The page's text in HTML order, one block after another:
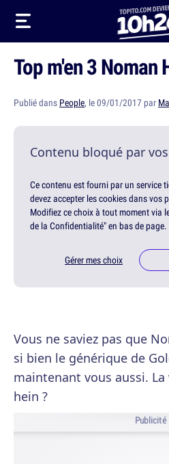
Top m'en 3 Noman
Publié dans People, le 09/01/2017 par
Contenu bloqué par
Ce contenu est fourni par un service
devez accepter les cookies dans vos
Modifiez ce choix à tout moment via
de la Confidentialité" en bas de page.
Gérer mes choix
Vous ne saviez pas que
si bien le générique de
maintenant vous aussi.
hein ?
Publicité